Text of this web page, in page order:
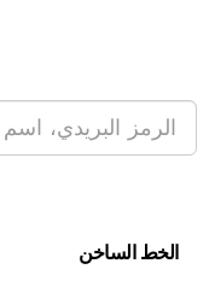
الخط الساخن